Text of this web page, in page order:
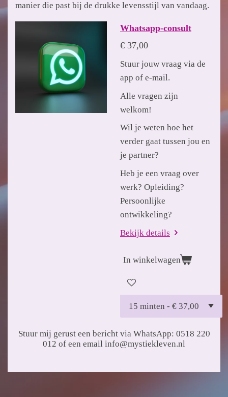
manier die past bij de drukke levensstijl van vandaag.
Whatsapp-consult
€ 37,00
Stuur jouw vraag via de
app of e-mail.
Alle vragen zijn
welkom!
Wil je weten hoe het
verder gaat tussen jou en
je partner?
Heb je een vraag over
werk? Opleiding?
Persoonlijke
ontwikkeling?
Bekijk details
In winkelwagen
Stuur mij gerust een bericht via WhatsApp: 0518 220
012 of een email info@mystiekleven.nl